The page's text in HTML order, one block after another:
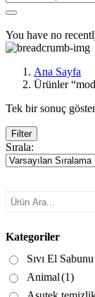
You have no
Ana Sayfa
Ürünler
Tek bir sonuç
Filter
Sırala:
Kategoriler
Sıvı El Sabunu
Animal(1)